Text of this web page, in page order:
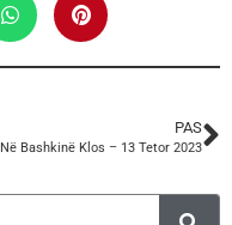
PAS
Në Bashkinë Klos – 13 Tetor 2023